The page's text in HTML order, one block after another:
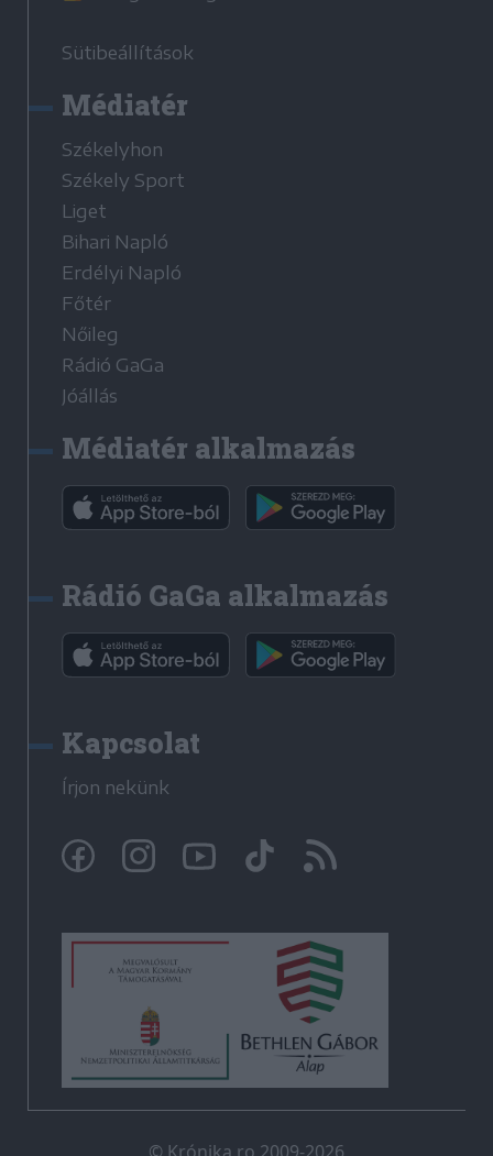
Sütibeállítások
Médiatér
Székelyhon
Székely Sport
Liget
Bihari Napló
Erdélyi Napló
Főtér
Nőileg
Rádió GaGa
Jóállás
Médiatér alkalmazás
Rádió GaGa alkalmazás
Kapcsolat
Írjon nekünk